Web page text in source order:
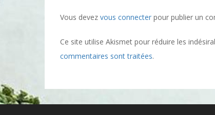
Vous devez vous connecter pour publier un
Ce site utilise Akismet pour réduire les
commentaires sont traitées.